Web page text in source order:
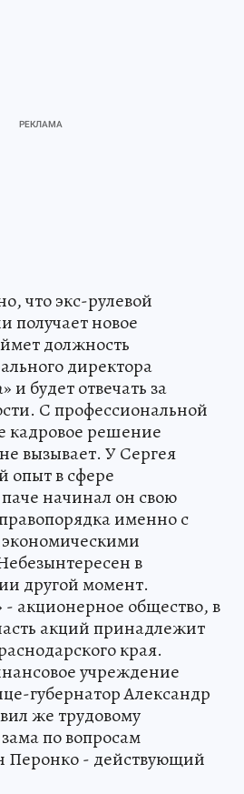
что экс-рулевой
получает новое
должность
директора
и будет отвечать за
С профессиональной
кадровое решение
вызывает. У Сергея
опыт в сфере
начинал он свою
именно с
экономическими
в
другой момент.
акционерное общество, в
акций принадлежит
края.
учреждение
губернатор Александр
же трудовому
по вопросам
Перонко - действующий